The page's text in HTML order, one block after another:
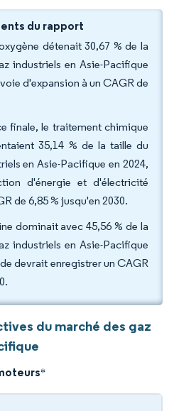
du rapport
détenait 30,67 % de la
industriels en Asie-Pacifique
d'expansion à un CAGR de
finale, le traitement chimique
35,14 % de la taille du
en Asie-Pacifique en 2024,
d'énergie et d'électricité
de 6,85 % jusqu'en 2030.
dominait avec 45,56 % de la
industriels en Asie-Pacifique
devrait enregistrer un CAGR
du marché des gaz
*